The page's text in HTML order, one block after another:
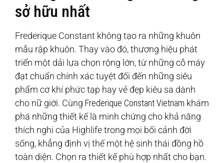
sở hữu nhất
Frederique Constant không tạo ra những khuôn
mẫu rập khuôn. Thay vào đó, thương hiệu phát
triển một dải lựa chọn rộng lớn, từ những cỗ máy
đạt chuẩn chính xác tuyệt đối đến những siêu
phẩm cơ khí phức tạp hay vẻ đẹp kiêu sa dành
cho nữ giới. Cùng Frederique Constant Vietnam khám
phá những thiết kế là minh chứng cho khả năng
thích nghi của Highlife trong mọi bối cảnh đời
sống, khẳng định vị thế một hệ sinh thái đồng hồ
toàn diện. Chọn ra thiết kế phù hợp nhất cho bạn.